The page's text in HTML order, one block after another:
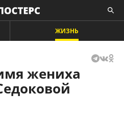
ЖИЗНЬ
жениха